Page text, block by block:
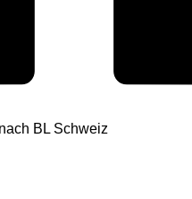
BL Schweiz